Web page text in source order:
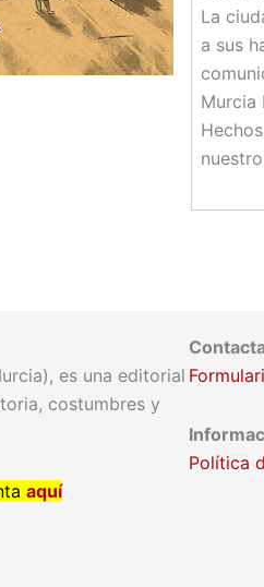
La
a sus
Murcia
es una editorial
costumbres y
aquí
Política